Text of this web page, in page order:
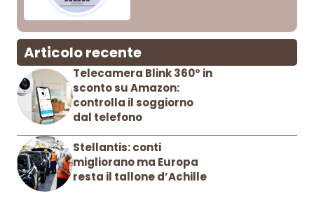
Articolo recente
Telecamera Blink 360° in
sconto su Amazon:
controlla il soggiorno
dal telefono
Stellantis: conti
migliorano ma Europa
resta il tallone d’Achille